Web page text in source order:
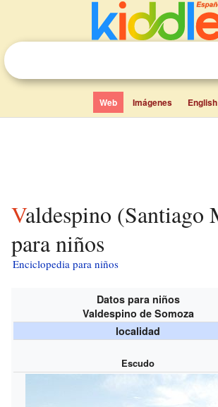
Web Imágenes English
Valdespino (Santiago Millas)
para niños
Enciclopedia para niños
Datos para niños
Valdespino de Somoza
localidad
Escudo